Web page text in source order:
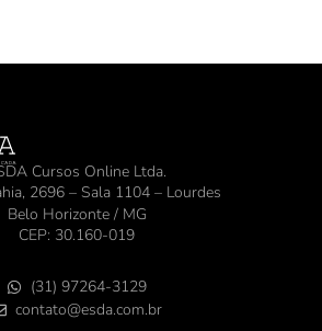
Cursos Online Ltda.
2696 – Sala 1104 – Lourdes
Belo Horizonte / MG
CEP: 30.160-019
(31) 97264-3129
contato@esda.com.br